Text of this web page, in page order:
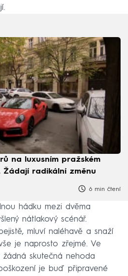
na luxusním pražském
Žádají radikální změnu
6 min čtení
hádku mezi dvěma
nátlakový scénář.
mluví naléhavě a snaží
je naprosto zřejmé. Ve
skutečná nehoda
je buď připravené